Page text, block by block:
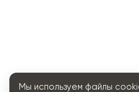
Мы используем файлы